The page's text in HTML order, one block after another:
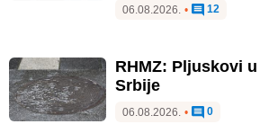
06.08.2026. • 12
RHMZ: Pljuskovi
Srbije
06.08.2026. • 0